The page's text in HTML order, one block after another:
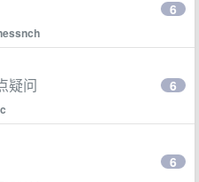
6
疑问 6
6